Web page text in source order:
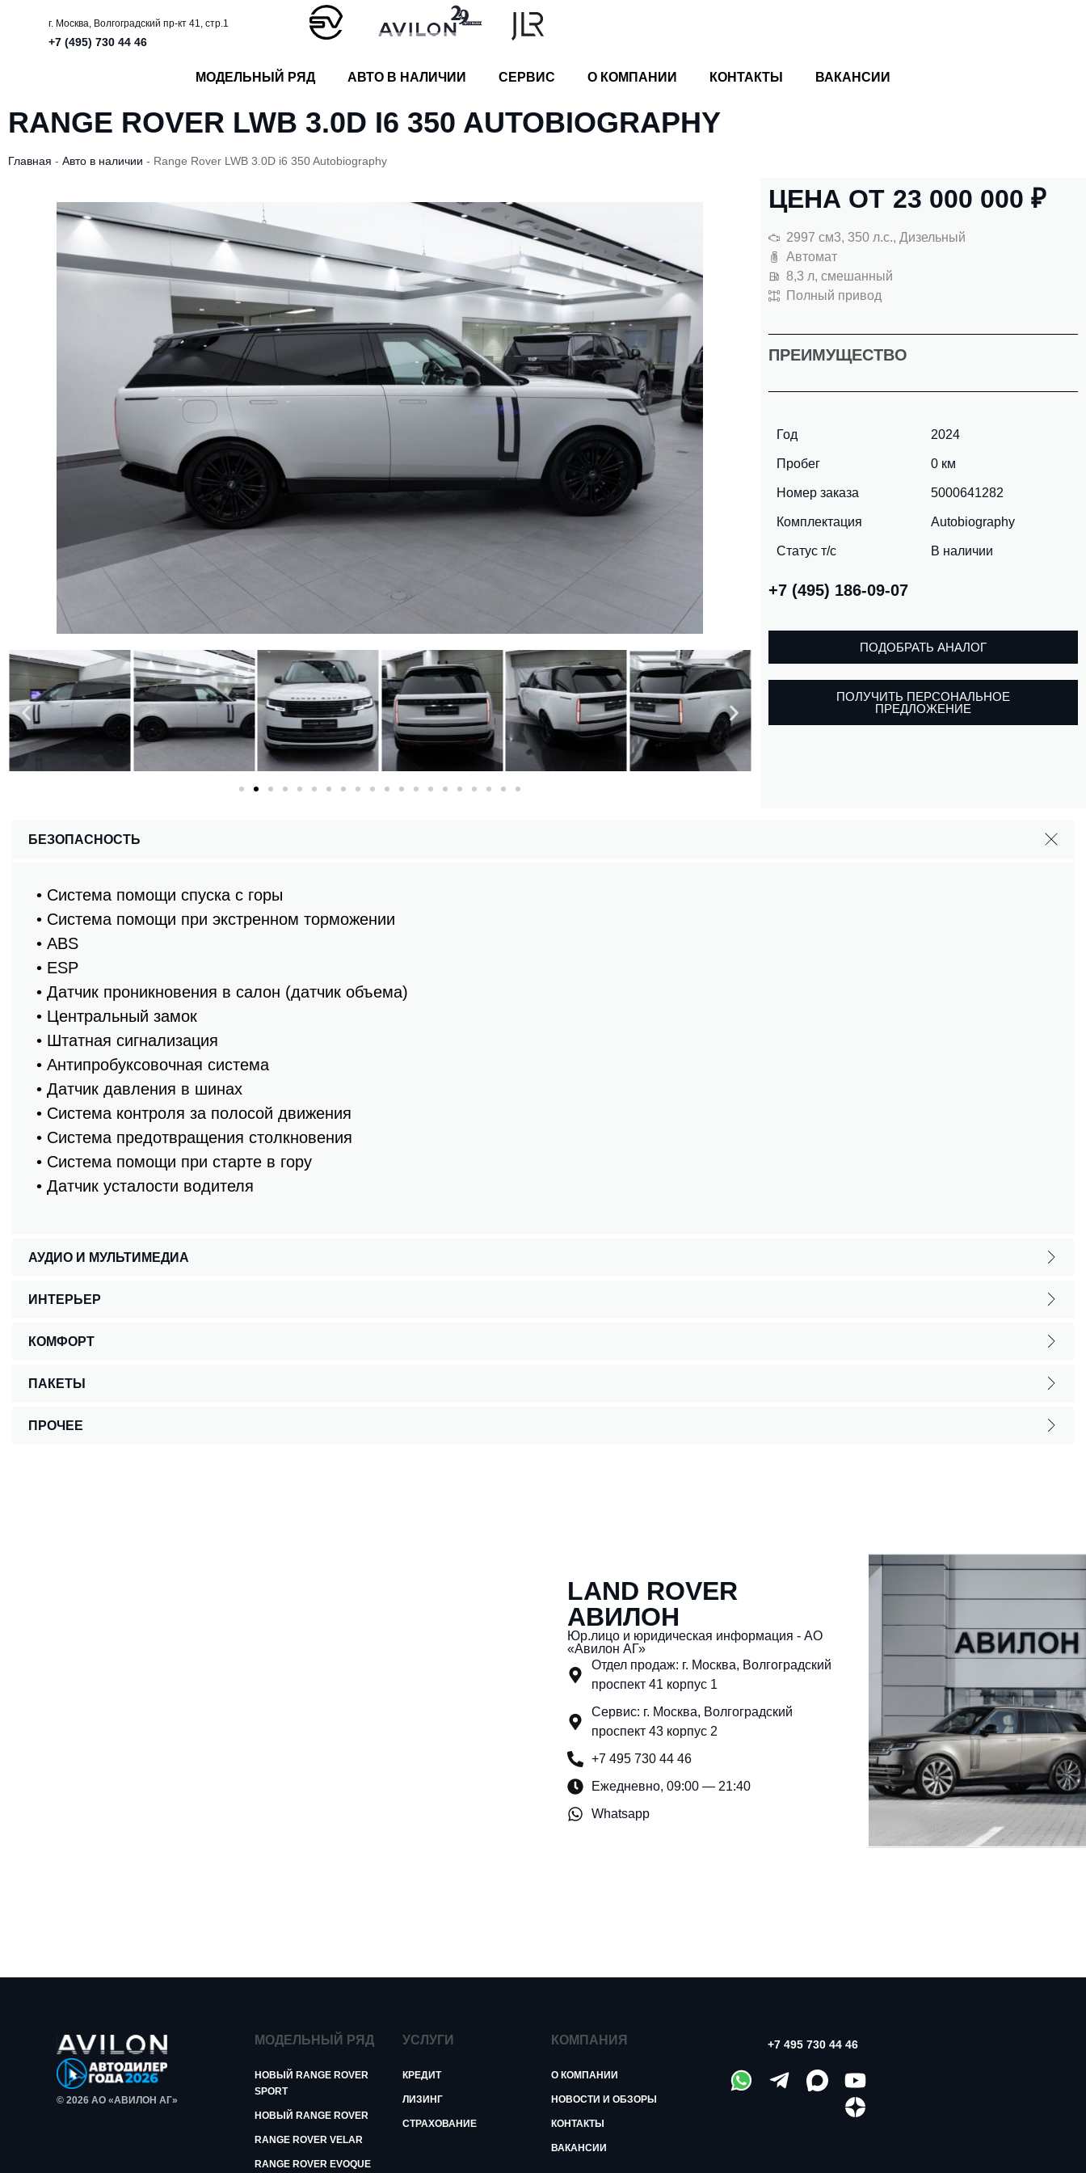
г. Москва, Волгоградский пр-кт 41, стр.1
+7 (495) 730 44 46
МОДЕЛЬНЫЙ РЯД АВТО В НАЛИЧИИ СЕРВИС О КОМПАНИИ КОНТАКТЫ ВАКАНСИИ
RANGE ROVER LWB 3.0D I6 350 AUTOBIOGRAPHY
Главная - Авто в наличии - Range Rover LWB 3.0D i6 350 Autobiography
ЦЕНА ОТ 23 000 000 ₽
2997 см3, 350 л.с., Дизельный
Автомат
8,3 л, смешанный
Полный привод
ПРЕИМУЩЕСТВО
Год 2024
Пробег 0 км
Номер заказа 5000641282
Комплектация Autobiography
Статус т/с В наличии
+7 (495) 186-09-07
ПОДОБРАТЬ АНАЛОГ
ПОЛУЧИТЬ ПЕРСОНАЛЬНОЕ
ПРЕДЛОЖЕНИЕ
БЕЗОПАСНОСТЬ
• Система помощи спуска с горы
• Система помощи при экстренном торможении
• ABS
• ESP
• Датчик проникновения в салон (датчик объема)
• Центральный замок
• Штатная сигнализация
• Антипробуксовочная система
• Датчик давления в шинах
• Система контроля за полосой движения
• Система предотвращения столкновения
• Система помощи при старте в гору
• Датчик усталости водителя
АУДИО И МУЛЬТИМЕДИА
ИНТЕРЬЕР
КОМФОРТ
ПАКЕТЫ
ПРОЧЕЕ
LAND ROVER
АВИЛОН
Юр.лицо и юридическая информация - АО
«Авилон АГ»
Отдел продаж: г. Москва, Волгоградский
проспект 41 корпус 1
Сервис: г. Москва, Волгоградский
проспект 43 корпус 2
+7 495 730 44 46
Ежедневно, 09:00 — 21:40
Whatsapp
© 2026 АО «АВИЛОН АГ»
МОДЕЛЬНЫЙ РЯД
НОВЫЙ RANGE ROVER
SPORT
НОВЫЙ RANGE ROVER
RANGE ROVER VELAR
RANGE ROVER EVOQUE
УСЛУГИ
КРЕДИТ
ЛИЗИНГ
СТРАХОВАНИЕ
КОМПАНИЯ
О КОМПАНИИ
НОВОСТИ И ОБЗОРЫ
КОНТАКТЫ
ВАКАНСИИ
+7 495 730 44 46